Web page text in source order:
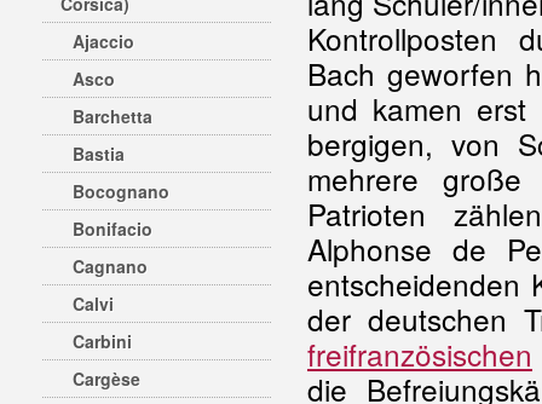
Ajaccio
Asco
Barchetta
Bastia
Bocognano
Bonifacio
Cagnano
Calvi
Carbini
Cargèse
Kontrollposten
Bach geworfen
und kamen
bergigen, von
mehrere
Patrioten
Alphonse de
entscheidenden
der deutschen
freifranzösischen
die